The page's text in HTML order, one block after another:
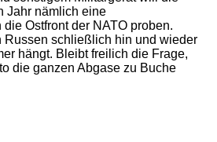
Jahr nämlich eine
Ostfront der NATO proben.
Russen schließlich hin und wieder
hängt. Bleibt freilich die Frage,
die ganzen Abgase zu Buche